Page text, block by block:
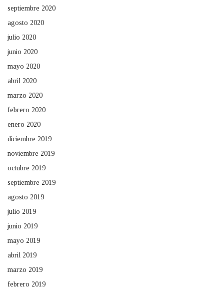
septiembre 2020
agosto 2020
julio 2020
junio 2020
mayo 2020
abril 2020
marzo 2020
febrero 2020
enero 2020
diciembre 2019
noviembre 2019
octubre 2019
septiembre 2019
agosto 2019
julio 2019
junio 2019
mayo 2019
abril 2019
marzo 2019
febrero 2019